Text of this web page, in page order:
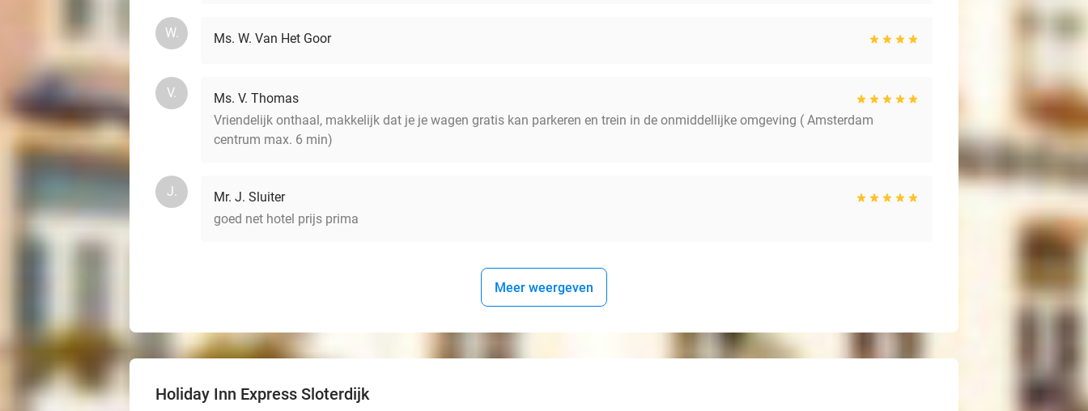
W. Ms. W. Van Het Goor
V.
Ms. V. Thomas
Vriendelijk onthaal, makkelijk dat je je wagen gratis kan parkeren en trein in de onmiddellijke omgeving ( Amsterdam
centrum max. 6 min)
J.
Mr. J. Sluiter
goed net hotel prijs prima
Meer weergeven
Holiday Inn Express Sloterdijk